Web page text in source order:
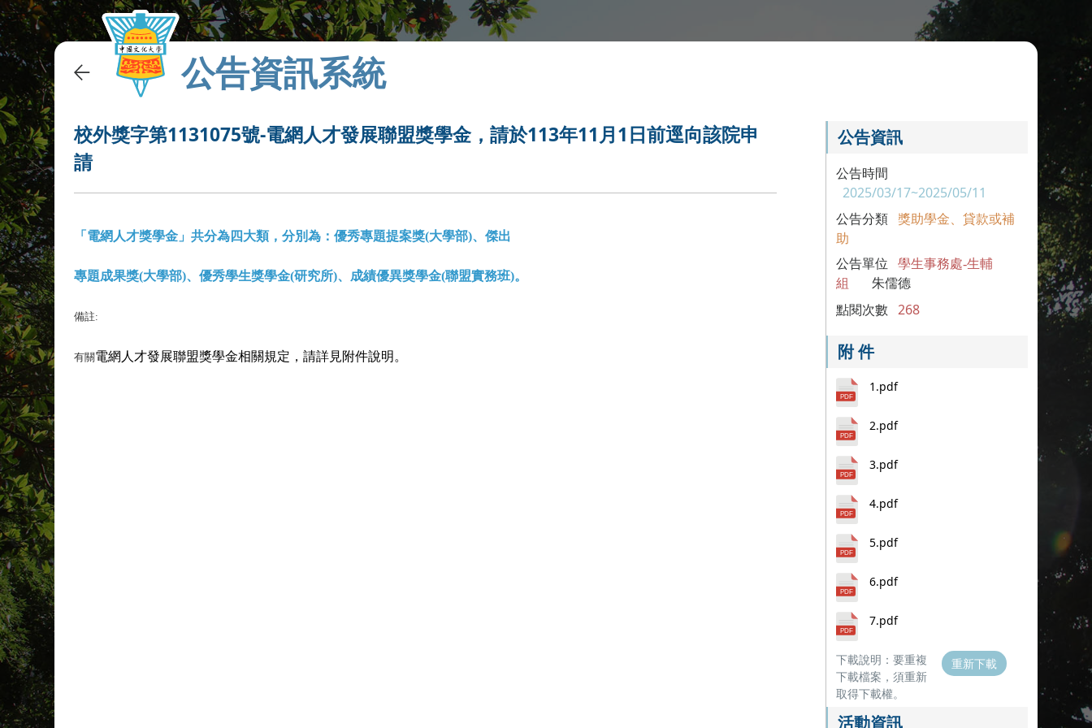
公告資訊系統
校外獎字第1131075號-電網人才發展聯盟獎學金，請於113年11月1日前逕向該院申
請
「電網人才獎學金」共分為四大類，分別為：優秀專題提案獎(大學部)、傑出
專題成果獎(大學部)、優秀學生獎學金(研究所)、成績優異獎學金(聯盟實務班)。
備註:
有關電網人才發展聯盟獎學金相關規定，請詳見附件說明。
公告資訊
公告時間
2025/03/17~2025/05/11
公告分類 獎助學金、貸款或補
助
公告單位
學生事務處-生輔
組
朱儒德
點閱次數 268
附 件
1.pdf
2.pdf
3.pdf
4.pdf
5.pdf
6.pdf
7.pdf
下載說明：要重複
下載檔案，須重新
取得下載權。
重新下載
活動資訊